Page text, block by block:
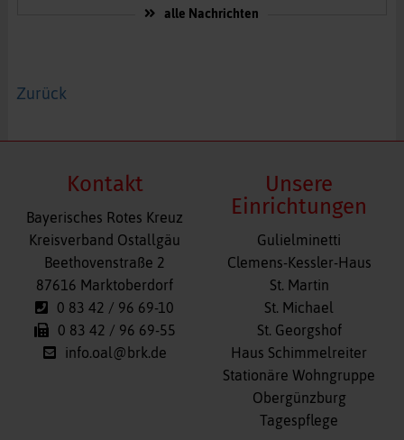
alle Nachrichten
Zurück
Kontakt
Bayerisches Rotes Kreuz
Kreisverband Ostallgäu
Beethovenstraße 2
87616 Marktoberdorf
0 83 42 / 96 69-10
0 83 42 / 96 69-55
info.oal@brk.de
Unsere
Einrichtungen
Navigation
überspringen
Gulielminetti
Clemens-Kessler-Haus
St. Martin
St. Michael
St. Georgshof
Haus Schimmelreiter
Stationäre Wohngruppe
Obergünzburg
Tagespflege